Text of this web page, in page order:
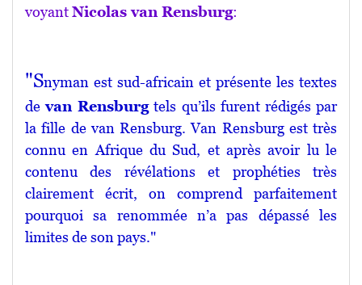
voyantNicolas van Rensburg:
"Snyman est sud-africain et présente les textes
devan Rensburgtels qu’ils furent rédigés par
la fille de van Rensburg. Van Rensburg est très
connu en Afrique du Sud, et après avoir lu le
contenu des révélations et prophéties très
clairement écrit, on comprend parfaitement
pourquoi sa renommée n’a pas dépassé les
limites de son pays."